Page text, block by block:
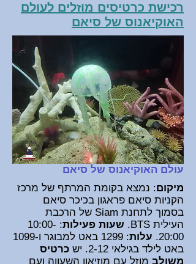
רכישת כרטיסים מוזלים לעולם
האוקיאנוס של סיאם
עולם האוקיאנוס של סיאם
מיקום: נמצא בקומת המרתף של מרכז
הקניות סיאם פראגון בכיכר סיאם
בסמוך לתחנת Siam של הרכבת
העילית BTS.
שעות פעילות : 10:00-
20:00. עלות
: 1299 באט למבוגר ו-1099
באט לילד בגילאי 2-12.
יש כרטיס
משולב מוזל עם מוזיאון השעווה ועם